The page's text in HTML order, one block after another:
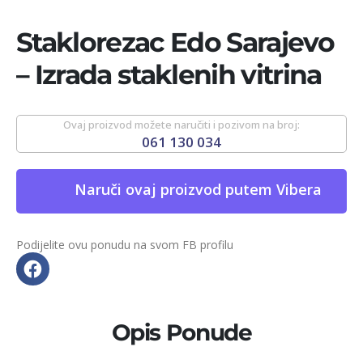
Staklorezac Edo Sarajevo
– Izrada staklenih vitrina
Ovaj proizvod možete naručiti i pozivom na broj:
061 130 034
Naruči ovaj proizvod putem Vibera
Podijelite ovu ponudu na svom FB profilu
Opis Ponude